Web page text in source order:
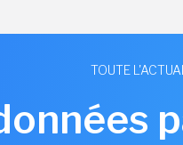
TOUTE